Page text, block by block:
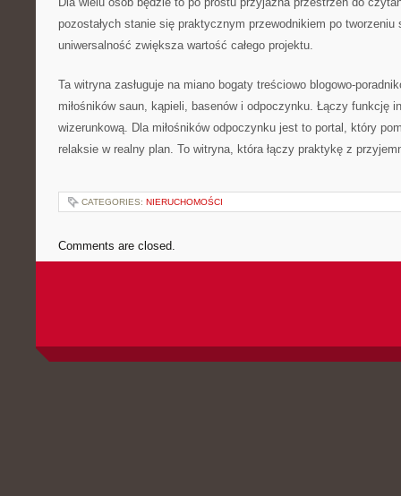
pozostałych stanie się praktycznym przewodnikiem po tworzeniu
uniwersalność zwiększa wartość całego projektu.
Ta witryna zasługuje na miano bogaty treściowo blogowo-
miłośników saun, kąpieli, basenów i odpoczynku. Łączy funkcję
wizerunkową. Dla miłośników odpoczynku jest to portal, który
relaksie w realny plan. To witryna, która łączy praktykę z
CATEGORIES: NIERUCHOMOŚCI
Comments are closed.